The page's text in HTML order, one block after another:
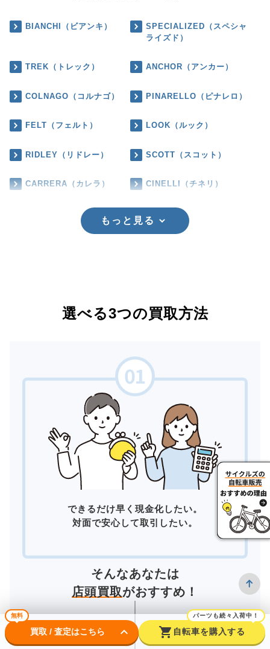
BIANCHI（ビアンキ）
SPECIALIZED（スペシャ
ライズド）
TREK（トレック） ANCHOR（アンカー）
COLNAGO（コルナゴ） PINARELLO（ピナレロ）
FELT（フェルト） LOOK（ルック）
RIDLEY（リドレー） SCOTT（スコット）
CARRERA（カレラ） CINELLI（チネリ）
もっと見る
選べる3つの買取方法
できるだけ早く現金化したい。
対面で安心して取引したい。
そんなあなたは
店頭買取がおすすめ！
無料
買取 / 査定はこちら keyboard_arrow_down shopping_cart
パーツも続々入荷中！
自転車を購入する